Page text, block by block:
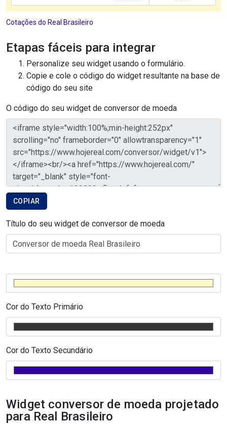
Cotações do Real Brasileiro
Etapas fáceis para integrar
Personalize seu widget usando o formulário.
Copie e cole o código do widget resultante na base de
código do seu site
O código do seu widget de conversor de moeda
COPIAR
Título do seu widget de conversor de moeda
Cor do Texto Primário
Cor do Texto Secundário
Widget conversor de moeda projetado
para Real Brasileiro